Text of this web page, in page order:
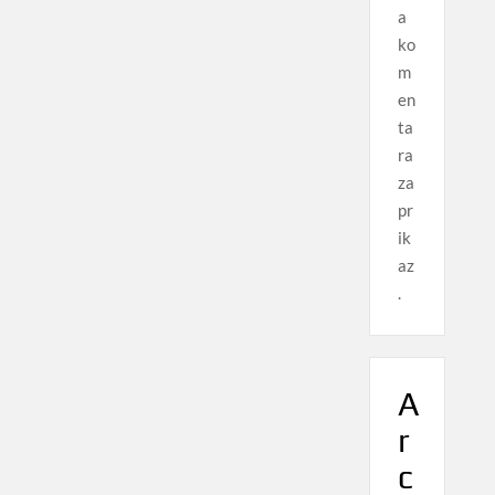
a
ko
m
en
ta
ra
za
pr
ik
az
.
A
r
c